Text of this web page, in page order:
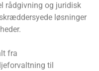
rådgivning og juridisk
løsninger
fra
til